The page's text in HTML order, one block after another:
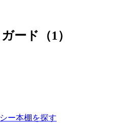
ード（1）
ー本棚を探す